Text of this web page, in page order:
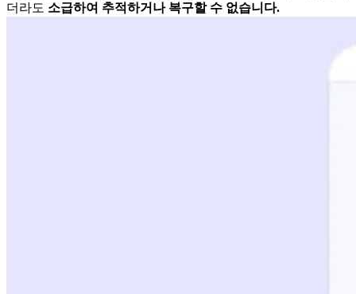
더라도 소급하여 추적하거나 복구할 수 없습니다.